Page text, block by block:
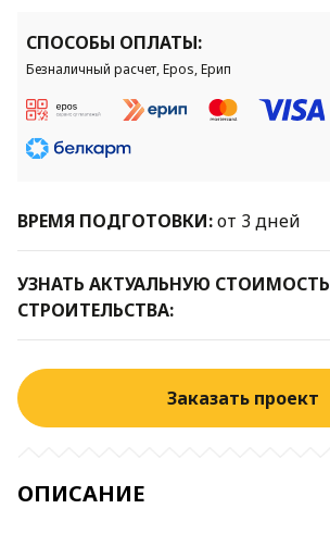
СПОСОБЫ ОПЛАТЫ:
Безналичный расчет, Epos, Ерип
ВРЕМЯ ПОДГОТОВКИ:от 3 дней
УЗНАТЬ АКТУАЛЬНУЮ СТОИМОСТЬ
СТРОИТЕЛЬСТВА:
Заказать проект
ОПИСАНИЕ